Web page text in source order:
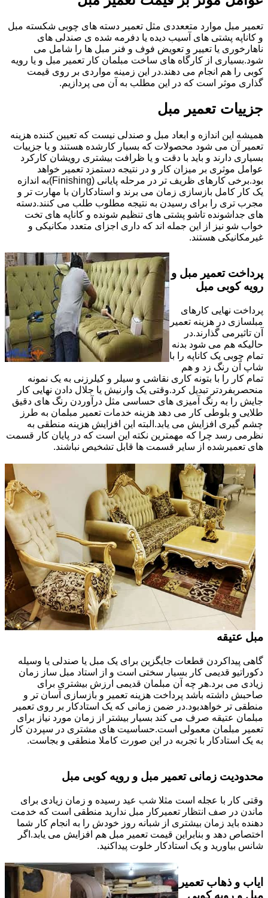
تعمیر مبل موارد متععددی مثل تعمیر دسته های چوبی شکسته مبل
و کاناپه پشتی های آسیب دیده یا دفرمه شده ی صندلی های
ناهارخوری یا تعییر و تعویض فوف و فنر مبل ها را شامل می
شود.بسیاری از کارگاه های ساخت مبلمان کار تعمیر مبل و یا رویه
کوبی را هم انجام می دهند.در این زمینه مواردی بر روی قیمت
گذاری موثر است که در این مطلب به آن می پردازیم.
جزییات تعمیر مبل
همیشه این اندازه و ابعاد مبل و صندلی نیست که تعیین کننده هزینه
تعمیر آن می شود محصولات که بسیار کارشده هستند و یا جزییات
بسیاری دارند و باید با دقت و یا ظرافت بیشتری رویشان کارکرد
عوامل موثری بر میزان کار و در نتیجه دستمزد تعمیر خواهد
بود.برخی کارهای ظریف تر در مرحله پایانی (Finishing)به اندازه
یک کار کامل بازسازی زمان می برند و استادکاران با مهارت تر و
مجرب تری را برای رسیدن به نتیجه مطلوب طلب می کنند.دسته
های جداشونده تاشو پشتی های تنظیم شونده و کاناپه های تخت
خواب شو نیز از این جمله اند که داری اجزای متعدد مکانیکی و
غیرمکانیکی هستند.
پرداخت تعمیر مبل و
رویه کوبی مبل
پرداخت نهایی کارهای
مبلسازی در هزینه تعمیر
آن تاثیرمی گذارند.در
حالیکه هم می شود بدنه
تمام چوبی یک کاناپه را با
شاپ آن رنگ زد و هم
تمام کار را با بتونه کاری نقاشی و سیلر و کیلرزنی به یک نمونه
منحصربفردتر تبدیل کرد.وقتی یک وارنیش یا جلال دادن نهایی کار
جایش را به رنگ آمیزی های حساسی مثل درآوردن رنگ های دقیق
طلایی و بلوطی کار می دهد هزینه خدمات تعمیر مبلمان به طرز
چشم گیری افزایش می یابد.البته این افزایش هزینه منطقی به
نظرمی رسد چرا که مهمترین نکته این است که در پایان کار قسمت
های تعمیرشده از سایر قسمت ها قابل تشخیص نباشند.
مبل عتیقه
گاهی پیداکردن قطعات جایگزین برای یک مبل یا صندلی یا وسیله
دکوراتیو قدیمی کار بسیار سختی است و از استاد مبل ساز زمان
زیادی می برد.هر چه آن مبلمان قدیمی ارزش بیشتری برای
صاحبش داشته باشد پرداخت هزینه تعمیر و بازسازی آسان تر و
منطقی تر خواهدبود.در ضمن زمانی که یک استادکار بر روی تعمیر
مبلمان عتیقه صرف می کند بسیار بیشتر از زمان مورد نیاز برای
تعمیر مبلمان معمولی است.حساسیت های مشتری در سپردن کار
به یک استادکار با تجربه در این صورت کاملا منطقی و بجاست.
محدودیت زمانی تعمیر مبل و رویه کوبی مبل
وقتی کار با عجله است مثلا شب عید رسیده و زمان زیادی برای
ماندن در صف انتظار تعمیرکار مبل ندارید منطقی است که خدمت
دهنده باید زمان بیشتری از شبانه روز خودش را به انجام کار شما
اختصاص دهد و بنابراین قیمت تعمیر مبل هم افزایش می یابد.اگر
شانس بیاورید و یک استادکار خلوت پیداکنید.
ایاب و ذهاب تعمیر
مبل و رویه کوبی